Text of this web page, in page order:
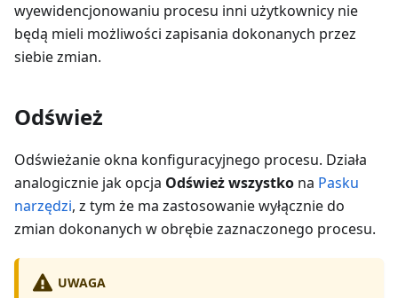
wyewidencjonowaniu procesu inni użytkownicy nie
będą mieli możliwości zapisania dokonanych przez
siebie zmian.
Odśwież
Odświeżanie okna konfiguracyjnego procesu. Działa
analogicznie jak opcja Odśwież wszystko na Pasku
narzędzi, z tym że ma zastosowanie wyłącznie do
zmian dokonanych w obrębie zaznaczonego procesu.
UWAGA